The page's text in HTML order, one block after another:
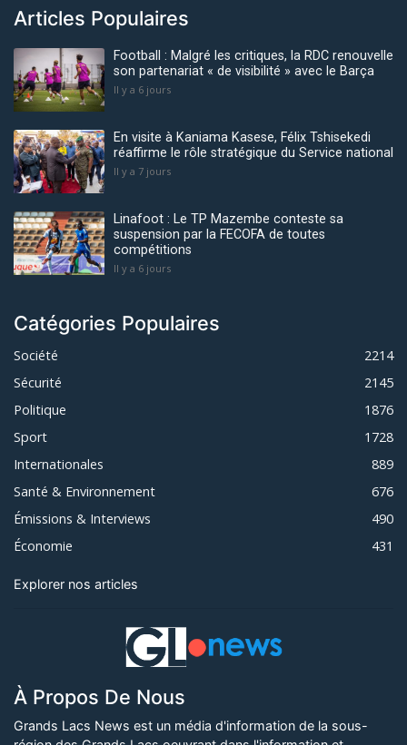
Articles Populaires
Football : Malgré les critiques, la RDC renouvelle
son partenariat « de visibilité » avec le Barça
Il y a 6 jours
En visite à Kaniama Kasese, Félix Tshisekedi
réaffirme le rôle stratégique du Service national
Il y a 7 jours
Linafoot : Le TP Mazembe conteste sa
suspension par la FECOFA de toutes
compétitions
Il y a 6 jours
Catégories Populaires
Société
2214
Sécurité
2145
Politique
1876
Sport
1728
Internationales
889
Santé & Environnement
676
Émissions & Interviews
490
Économie
431
Explorer nos articles
À Propos De Nous
Grands Lacs News est un média d'information de la sous-